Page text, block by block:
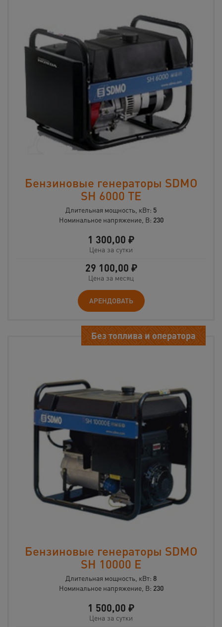
Бензиновые генераторы SDMO
SH 6000 TE
Длительная мощность, кВт: 5
Номинальное напряжение, В: 230
1 300,00 ₽
Цена за сутки
29 100,00 ₽
Цена за месяц
АРЕНДОВАТЬ
Без топлива и оператора
Бензиновые генераторы SDMO
SH 10000 Е
Длительная мощность, кВт: 8
Номинальное напряжение, В: 230
1 500,00 ₽
Цена за сутки